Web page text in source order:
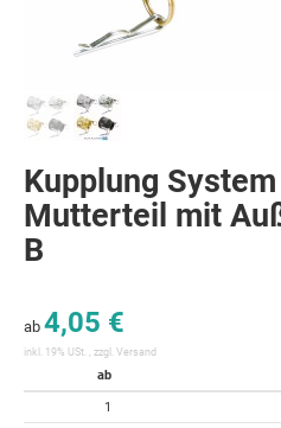
Kupplung
Mutterteil mit
B
ab 4,05 €
inkl. 19% USt. , zzgl. Versand
ab
1